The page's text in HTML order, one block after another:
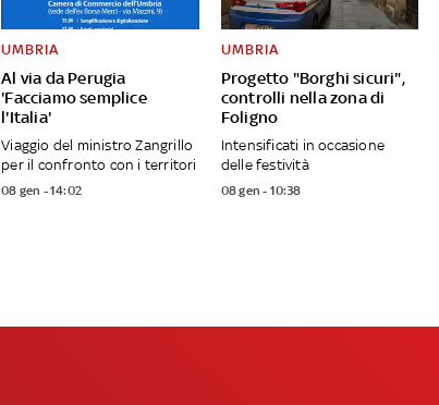
Al via da Perugia
'Facciamo semplice
l'Italia'
UMBRIA
Viaggio del ministro Zangrillo
per il confronto con i territori
08 gen - 14:02
Progetto "Borghi sicuri",
controlli nella zona di
Foligno
UMBRIA
Intensificati in occasione
delle festività
08 gen - 10:38